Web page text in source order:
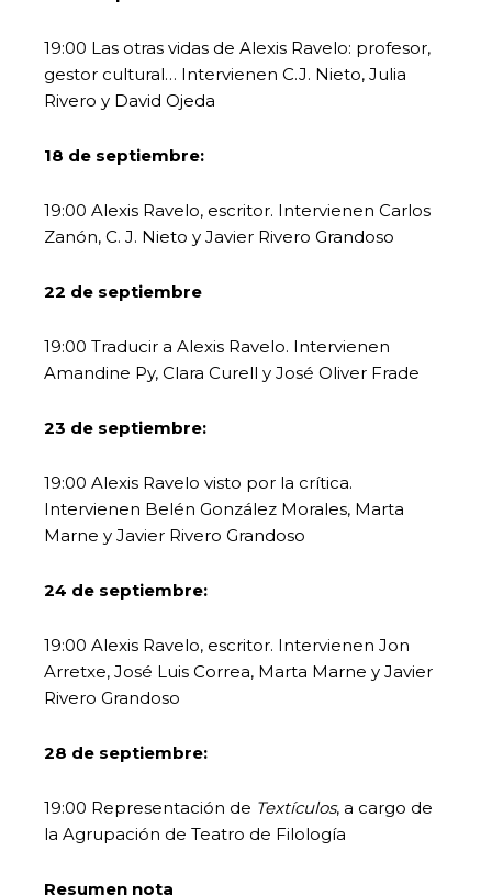
19:00 Las otras vidas de Alexis Ravelo: profesor,
gestor cultural… Intervienen C.J. Nieto, Julia
Rivero y David Ojeda
18 de septiembre:
19:00 Alexis Ravelo, escritor. Intervienen Carlos
Zanón, C. J. Nieto y Javier Rivero Grandoso
22 de septiembre
19:00 Traducir a Alexis Ravelo. Intervienen
Amandine Py, Clara Curell y José Oliver Frade
23 de septiembre:
19:00 Alexis Ravelo visto por la crítica.
Intervienen Belén González Morales, Marta
Marne y Javier Rivero Grandoso
24 de septiembre:
19:00 Alexis Ravelo, escritor. Intervienen Jon
Arretxe, José Luis Correa, Marta Marne y Javier
Rivero Grandoso
28 de septiembre:
19:00 Representación de Textículos, a cargo de
la Agrupación de Teatro de Filología
Resumen nota